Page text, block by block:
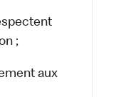
;
aux